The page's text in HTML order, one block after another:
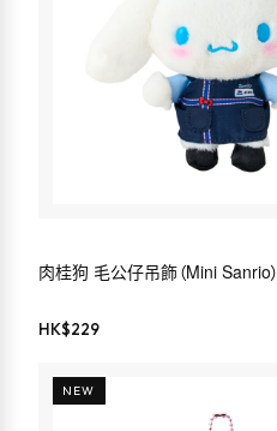
肉桂狗 毛公仔吊飾（Mini Sanrio）
HK$229
NEW